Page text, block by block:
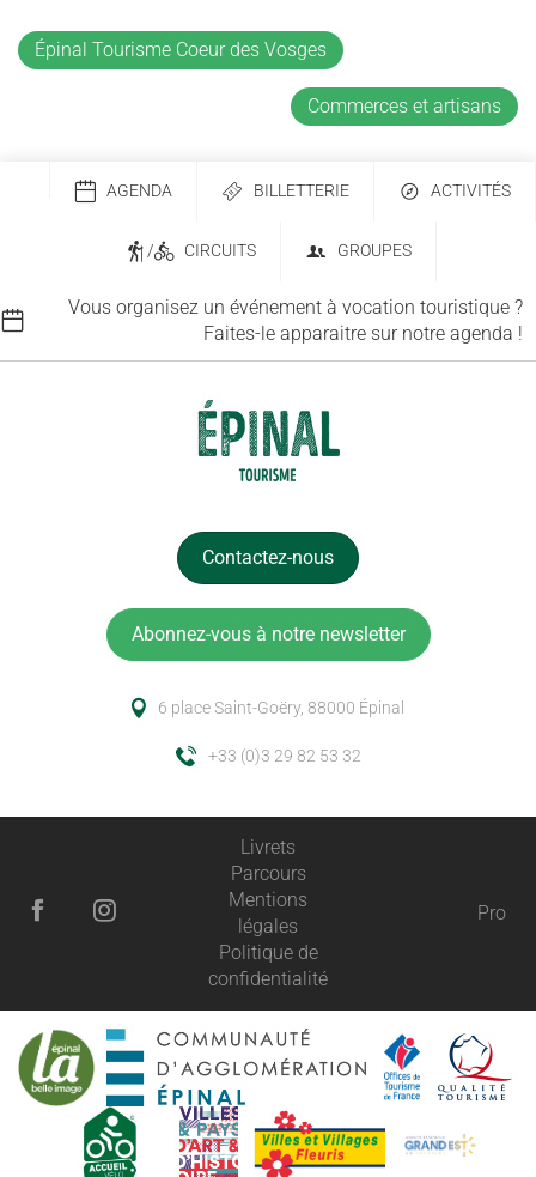
Épinal Tourisme Coeur des Vosges
Commerces et artisans
AGENDA BILLETTERIE ACTIVITÉS
/ CIRCUITS GROUPES
Vous organisez un événement à vocation touristique ?
Faites-le apparaitre sur notre agenda !
Contactez-nous
Abonnez-vous à notre newsletter
6 place Saint-Goëry, 88000 Épinal
+33 (0)3 29 82 53 32
Livrets
Parcours
Mentions
légales
Politique de
confidentialité
Pro